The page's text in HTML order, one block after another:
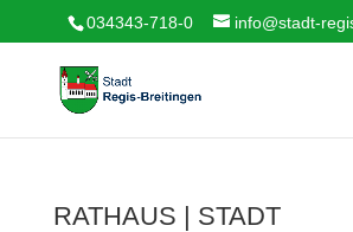
034343-718-0 info@stadt-
RATHAUS | STADT